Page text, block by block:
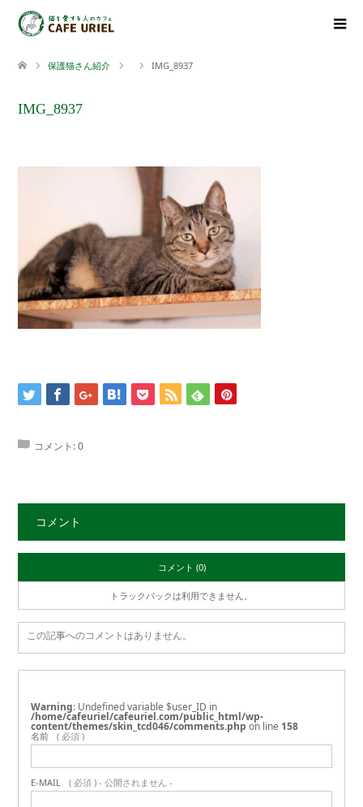
保護猫さん紹介 IMG_8937
IMG_8937
コメント:0
コメント
コメント (0)
トラックバックは利用できません。
この記事へのコメントはありません。
Warning : Undefined variable $user_ID in
/home/cafeuriel/cafeuriel.com/public_html/wp-
content/themes/skin_tcd046/comments.php on line 158
名前 ( 必須 )
E-MAIL ( 必須 ) - 公開されません -